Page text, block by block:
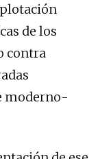
de los
contra
moderno-